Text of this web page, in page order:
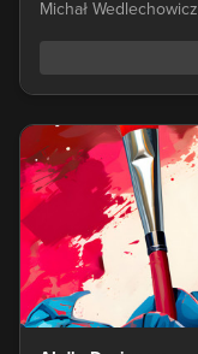
Michał Wedlechowicz